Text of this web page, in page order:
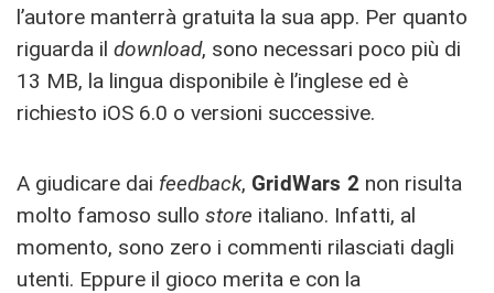
l’autore manterrà gratuita la sua app. Per quanto
riguarda il download, sono necessari poco più di
13 MB, la lingua disponibile è l’inglese ed è
richiesto iOS 6.0 o versioni successive.
A giudicare dai feedback, GridWars 2 non risulta
molto famoso sullo store italiano. Infatti, al
momento, sono zero i commenti rilasciati dagli
utenti. Eppure il gioco merita e con la